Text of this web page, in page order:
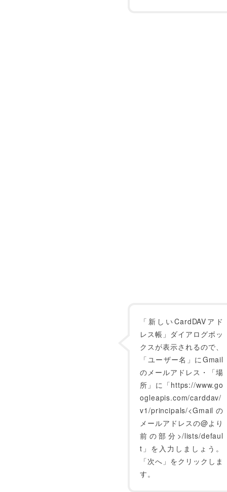
「新しいCardDAVアド
レス帳」ダイアログボッ
クスが表示されるので、
「ユーザー名」にGmail
のメールアドレス・「場
所」に「https://www.go
ogleapis.com/carddav/
v1/principals/<Gmailの
メールアドレスの@より
前の部分>/lists/defaul
t」を入力しましょう。
「次へ」をクリックしま
す。